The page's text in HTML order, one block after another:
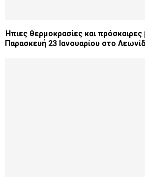
Ήπιες θερμοκρασίες και
Παρασκευή 23 Ιανουαρίου στο